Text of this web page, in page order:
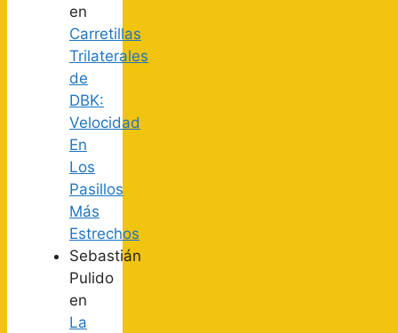
en
Carretillas
Trilaterales
de
DBK:
Velocidad
En
Los
Pasillos
Más
Estrechos
Sebastián
Pulido
en
La